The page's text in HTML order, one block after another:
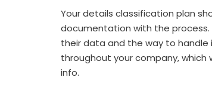
Your details classification plan
documentation with the
their data and the way to
throughout your company,
info.